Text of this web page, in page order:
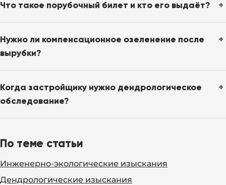
Что такое порубочный билет и кто его выдаёт?
Нужно ли компенсационное озеленение после
вырубки?
Когда застройщику нужно дендрологическое
обследование?
По теме статьи
Инженерно-экологические изыскания
Дендрологические изыскания